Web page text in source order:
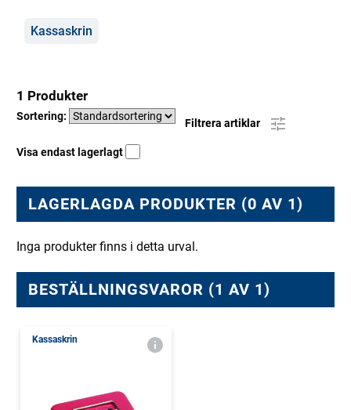
Kategorier
Kassaskrin
1 Produkter
Sortering:
Filtrera artiklar
Visa endast lagerlagt
LAGERLAGDA PRODUKTER (0 AV 1)
Inga produkter finns i detta urval.
BESTÄLLNINGSVAROR (1 AV 1)
Kassaskrin